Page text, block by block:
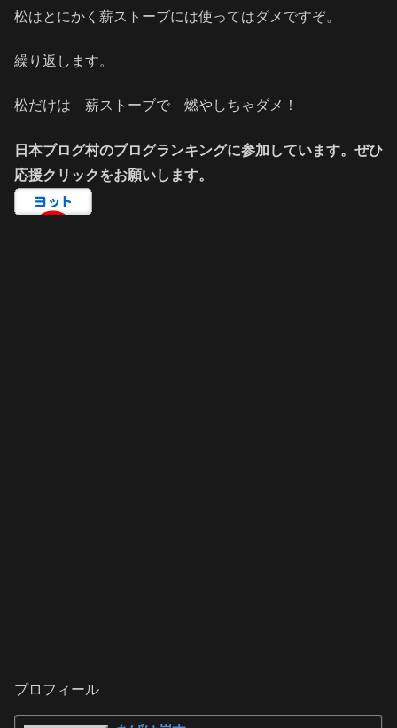
松はとにかく薪ストーブには使ってはダメですぞ。
繰り返します。
松だけは 薪ストーブで 燃やしちゃダメ！
日本ブログ村のブログランキングに参加しています。ぜひ
応援クリックをお願いします。
プロフィール